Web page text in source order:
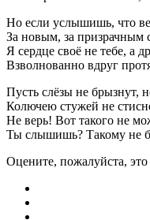
Но если услышишь, что
За новым, за призрачным
Я сердце своё не тебе, а
Взволнованно вдруг
Пусть слёзы не брызнут,
Колючею стужей не
Не верь! Вот такого не
Ты слышишь? Такому не
Оцените, пожалуйста, это